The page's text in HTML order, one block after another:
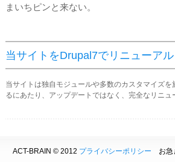
まいちピンと来ない。
当サイトをDrupal7でリニューア
当サイトは独自モジュールや多数のカスタマイズ
るにあたり、アップデートではなく、完全なリニュ
ACT-BRAIN © 2012 プライバシーポリシー お